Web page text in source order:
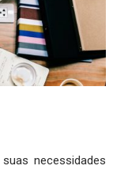
necessidades